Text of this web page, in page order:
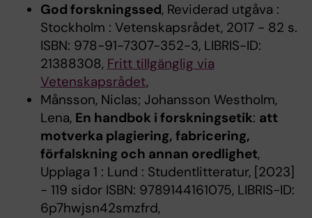
God forskningssed, Reviderad utgåva :
Stockholm : Vetenskapsrådet, 2017 - 82 s.
ISBN: 978-91-7307-352-3, LIBRIS-ID:
21388308, Fritt tillgänglig via
Vetenskapsrådet,
Månsson, Niclas; Johansson Westholm,
Lena, En handbok i forskningsetik: att
motverka plagiering, fabricering,
förfalskning och annan oredlighet,
Upplaga 1 : Lund : Studentlitteratur, [2023]
- 119 sidor ISBN: 9789144161075, LIBRIS-ID:
6p7hwjsn42smzfrd,